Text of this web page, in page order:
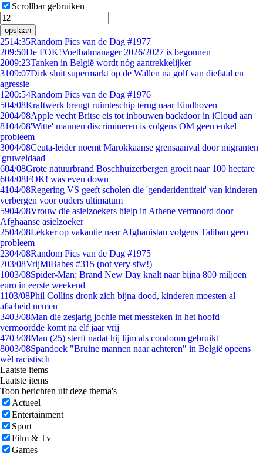
Scrollbar gebruiken
opslaan
2514:35Random Pics van de Dag #1977
209:50De FOK!Voetbalmanager 2026/2027 is begonnen
2009:23Tanken in België wordt nóg aantrekkelijker
3109:07Dirk sluit supermarkt op de Wallen na golf van diefstal en
agressie
1200:54Random Pics van de Dag #1976
504/08Kraftwerk brengt ruimteschip terug naar Eindhoven
2004/08Apple vecht Britse eis tot inbouwen backdoor in iCloud aan
8104/08'Witte' mannen discrimineren is volgens OM geen enkel
probleem
3004/08Ceuta-leider noemt Marokkaanse grensaanval door migranten
'gruweldaad'
604/08Grote natuurbrand Boschhuizerbergen groeit naar 100 hectare
604/08FOK! was even down
4104/08Regering VS geeft scholen die 'genderidentiteit' van kinderen
verbergen voor ouders ultimatum
5904/08Vrouw die asielzoekers hielp in Athene vermoord door
Afghaanse asielzoeker
2504/08Lekker op vakantie naar Afghanistan volgens Taliban geen
probleem
2304/08Random Pics van de Dag #1975
703/08VrijMiBabes #315 (not very sfw!)
1003/08Spider-Man: Brand New Day knalt naar bijna 800 miljoen
euro in eerste weekend
1103/08Phil Collins dronk zich bijna dood, kinderen moesten al
afscheid nemen
3403/08Man die zesjarig jochie met messteken in het hoofd
vermoordde komt na elf jaar vrij
4703/08Man (25) sterft nadat hij lijm als condoom gebruikt
8003/08Spandoek "Bruine mannen naar achteren" in België opeens
wèl racistisch
Laatste items
Laatste items
Toon berichten uit deze thema's
Actueel
Entertainment
Sport
Film & Tv
Games